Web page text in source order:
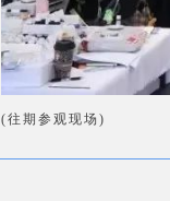
(往期参观现场)